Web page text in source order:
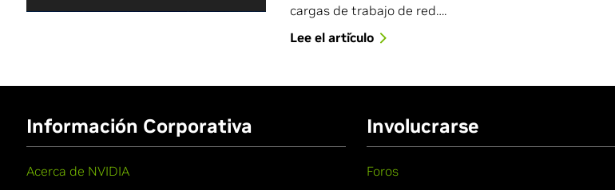
cargas de trabajo de red….
Lee el artículo
Información Corporativa
Acerca de NVIDIA
Involucrarse
Foros